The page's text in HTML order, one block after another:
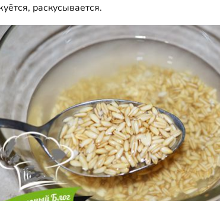
раскусывается.